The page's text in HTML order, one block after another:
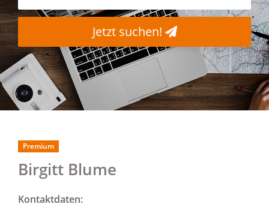
Jetzt suchen!
Birgitt Blume
Premium
Kontaktdaten: